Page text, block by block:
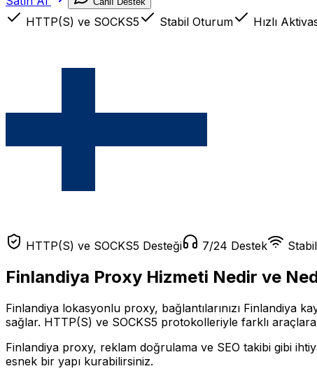
HTTP(S) ve SOCKS5 Stabil Oturum Hızlı
HTTP(S) ve SOCKS5 Desteği 7/24 Destek
Finlandiya Proxy Hizmeti Nedir ve
Finlandiya lokasyonlu proxy, bağlantılarınızı Finlandiya
sağlar. HTTP(S) ve SOCKS5 protokolleriyle farklı
Finlandiya proxy, reklam doğrulama ve SEO takibi gibi
esnek bir yapı kurabilirsiniz.